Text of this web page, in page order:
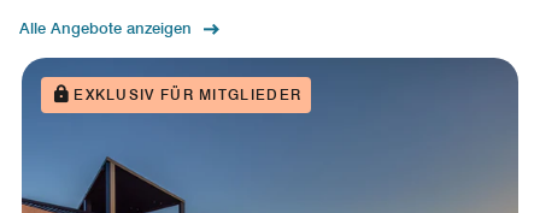
Alle Angebote anzeigen
EXKLUSIV FÜR MITGLIEDER